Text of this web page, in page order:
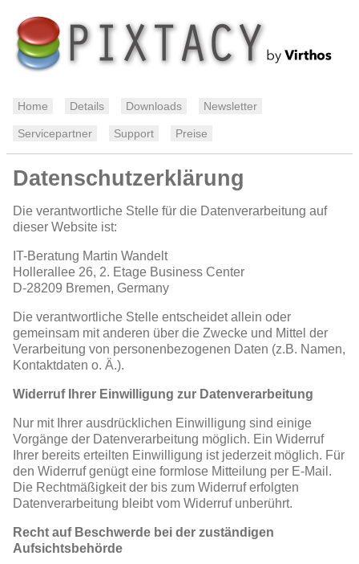
Home Details Downloads Newsletter
Servicepartner Support Preise
Datenschutzerklärung
Die verantwortliche Stelle für die Datenverarbeitung auf
dieser Website ist:
IT-Beratung Martin Wandelt
Hollerallee 26, 2. Etage Business Center
D-28209 Bremen, Germany
Die verantwortliche Stelle entscheidet allein oder
gemeinsam mit anderen über die Zwecke und Mittel der
Verarbeitung von personenbezogenen Daten (z.B. Namen,
Kontaktdaten o. Ä.).
Widerruf Ihrer Einwilligung zur Datenverarbeitung
Nur mit Ihrer ausdrücklichen Einwilligung sind einige
Vorgänge der Datenverarbeitung möglich. Ein Widerruf
Ihrer bereits erteilten Einwilligung ist jederzeit möglich. Für
den Widerruf genügt eine formlose Mitteilung per E-Mail.
Die Rechtmäßigkeit der bis zum Widerruf erfolgten
Datenverarbeitung bleibt vom Widerruf unberührt.
Recht auf Beschwerde bei der zuständigen
Aufsichtsbehörde